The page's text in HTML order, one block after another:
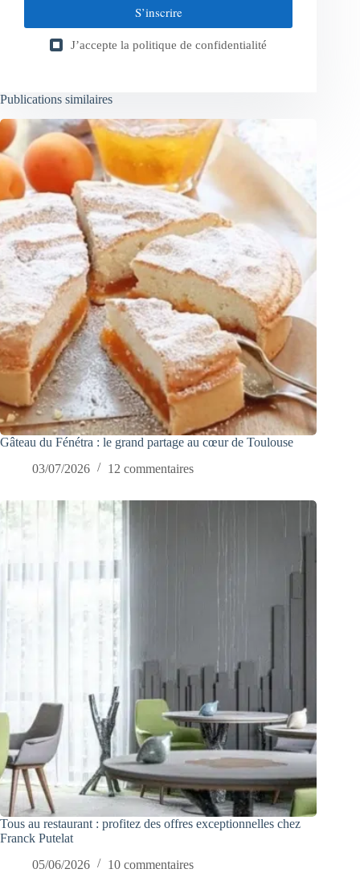
S’inscrire
J’accepte la politique de confidentialité
Publications similaires
Gâteau du Fénétra : le grand partage au cœur de Toulouse
03/07/2026
12 commentaires
Tous au restaurant : profitez des offres exceptionnelles chez
Franck Putelat
05/06/2026
10 commentaires